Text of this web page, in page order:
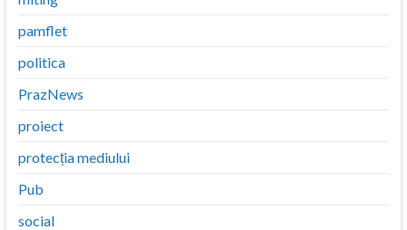
pamflet
politica
PrazNews
proiect
protecția mediului
Pub
social